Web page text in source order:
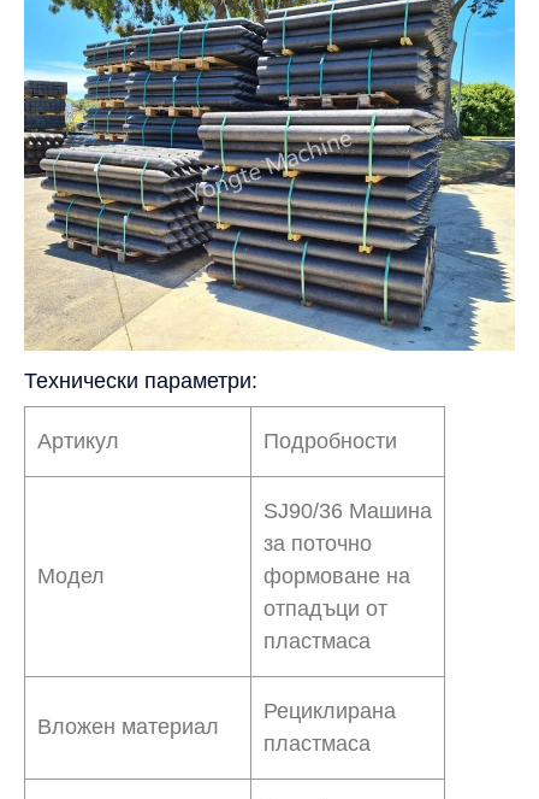
Технически параметри:
Артикул Подробности
Модел
SJ90/36 Машина
за поточно
формоване на
отпадъци от
пластмаса
Вложен материал
Рециклирана
пластмаса